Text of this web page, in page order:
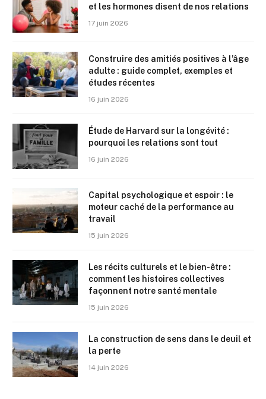
et les hormones disent de nos relations
17 juin 2026
Construire des amitiés positives à l’âge
adulte : guide complet, exemples et
études récentes
16 juin 2026
Étude de Harvard sur la longévité :
pourquoi les relations sont tout
16 juin 2026
Capital psychologique et espoir : le
moteur caché de la performance au
travail
15 juin 2026
Les récits culturels et le bien-être :
comment les histoires collectives
façonnent notre santé mentale
15 juin 2026
La construction de sens dans le deuil et
la perte
14 juin 2026